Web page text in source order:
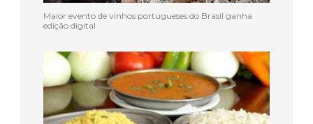
Maior evento de vinhos portugueses do Brasil ganha
edição digital